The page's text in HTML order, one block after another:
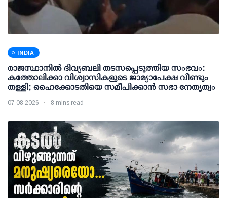
INDIA
രാജസ്ഥാനിൽ ദിവ്യബലി തടസപ്പെടുത്തിയ സംഭവം:
കത്തോലിക്കാ വിശ്വാസികളുടെ ജാമ്യാപേക്ഷ വീണ്ടും
തള്ളി; ഹൈക്കോടതിയെ സമീപിക്കാൻ സഭാ നേതൃത്വം
07 08 2026 8 mins read